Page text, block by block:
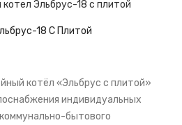
18 С Плитой
котёл «Эльбрус с плитой»
индивидуальных
бытового